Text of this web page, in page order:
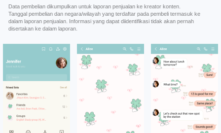
Data pembelian dikumpulkan untuk laporan penjualan ke kreator konten.
Tanggal pembelian dan negara/wilayah yang terdaftar pada pembeli termasuk ke
dalam laporan penjualan. Informasi yang dapat diidentifikasi tidak akan pernah
disertakan ke dalam laporan.